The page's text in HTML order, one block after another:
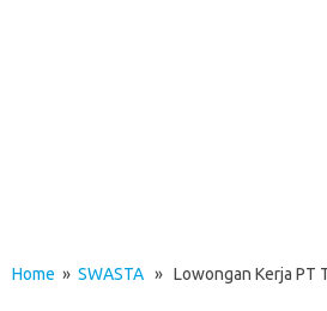
Home » SWASTA » Lowongan Kerja PT